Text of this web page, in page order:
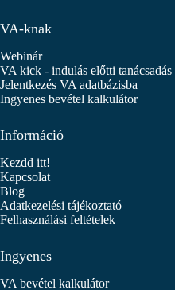
VA-knak
Webinár
VA kick - indulás előtti tanácsadás
Jelentkezés VA adatbázisba
Ingyenes bevétel kalkulátor
Információ
Kezdd itt!
Kapcsolat
Blog
Adatkezelési tájékoztató
Felhasználási feltételek
Ingyenes
VA bevétel kalkulátor